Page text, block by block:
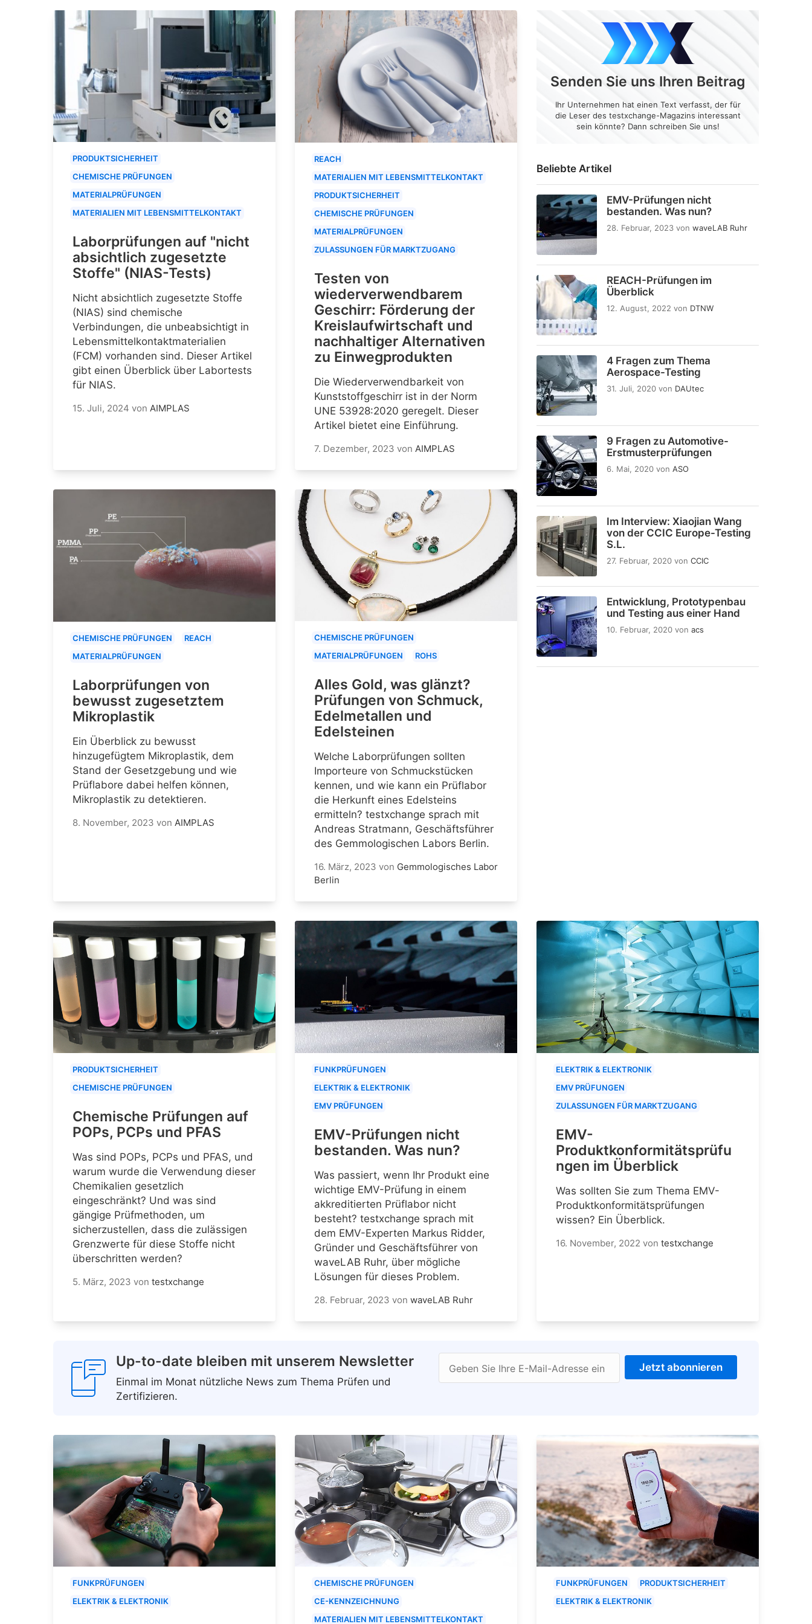
Beliebte Artikel
EMV-Prüfungen nicht
bestanden. Was nun?
28. Februar, 2023 von waveLAB Ruhr
REACH-Prüfungen im
Überblick
12. August, 2022 von DTNW
4 Fragen zum Thema
Aerospace-Testing
31. Juli, 2020 von DAUtec
9 Fragen zu Automotive-
Erstmusterprüfungen
6. Mai, 2020 von ASO
Im Interview: Xiaojian Wang
von der CCIC Europe-Testing
S.L.
27. Februar, 2020 von CCIC
Entwicklung, Prototypenbau
und Testing aus einer Hand
10. Februar, 2020 von acs
Senden Sie uns Ihren Beitrag
Ihr Unternehmen hat einen Text verfasst, der für
die Leser des testxchange-Magazins interessant
sein könnte? Dann schreiben Sie uns!
PRODUKTSICHERHEIT
CHEMISCHE PRÜFUNGEN
MATERIALPRÜFUNGEN
MATERIALIEN MIT LEBENSMITTELKONTAKT
Laborprüfungen auf "nicht
absichtlich zugesetzte
Stoffe" (NIAS-Tests)
Nicht absichtlich zugesetzte Stoffe
(NIAS) sind chemische
Verbindungen, die unbeabsichtigt in
Lebensmittelkontaktmaterialien
(FCM) vorhanden sind. Dieser Artikel
gibt einen Überblick über Labortests
für NIAS.
15. Juli, 2024 von AIMPLAS
REACH
MATERIALIEN MIT LEBENSMITTELKONTAKT
PRODUKTSICHERHEIT
CHEMISCHE PRÜFUNGEN
MATERIALPRÜFUNGEN
ZULASSUNGEN FÜR MARKTZUGANG
Testen von
wiederverwendbarem
Geschirr: Förderung der
Kreislaufwirtschaft und
nachhaltiger Alternativen
zu Einwegprodukten
Die Wiederverwendbarkeit von
Kunststoffgeschirr ist in der Norm
UNE 53928:2020 geregelt. Dieser
Artikel bietet eine Einführung.
7. Dezember, 2023 von AIMPLAS
CHEMISCHE PRÜFUNGEN
REACH
MATERIALPRÜFUNGEN
Laborprüfungen von
bewusst zugesetztem
Mikroplastik
Ein Überblick zu bewusst
hinzugefügtem Mikroplastik, dem
Stand der Gesetzgebung und wie
Prüflabore dabei helfen können,
Mikroplastik zu detektieren.
8. November, 2023 von AIMPLAS
CHEMISCHE PRÜFUNGEN
MATERIALPRÜFUNGEN
ROHS
Alles Gold, was glänzt?
Prüfungen von Schmuck,
Edelmetallen und
Edelsteinen
Welche Laborprüfungen sollten
Importeure von Schmuckstücken
kennen, und wie kann ein Prüflabor
die Herkunft eines Edelsteins
ermitteln? testxchange sprach mit
Andreas Stratmann, Geschäftsführer
des Gemmologischen Labors Berlin.
16. März, 2023 von Gemmologisches Labor
Berlin
PRODUKTSICHERHEIT
CHEMISCHE PRÜFUNGEN
Chemische Prüfungen auf
POPs, PCPs und PFAS
Was sind POPs, PCPs und PFAS, und
warum wurde die Verwendung dieser
Chemikalien gesetzlich
eingeschränkt? Und was sind
gängige Prüfmethoden, um
sicherzustellen, dass die zulässigen
Grenzwerte für diese Stoffe nicht
überschritten werden?
5. März, 2023 von testxchange
FUNKPRÜFUNGEN
ELEKTRIK & ELEKTRONIK
EMV PRÜFUNGEN
EMV-Prüfungen nicht
bestanden. Was nun?
Was passiert, wenn Ihr Produkt eine
wichtige EMV-Prüfung in einem
akkreditierten Prüflabor nicht
besteht? testxchange sprach mit
dem EMV-Experten Markus Ridder,
Gründer und Geschäftsführer von
waveLAB Ruhr, über mögliche
Lösungen für dieses Problem.
28. Februar, 2023 von waveLAB Ruhr
ELEKTRIK & ELEKTRONIK
EMV PRÜFUNGEN
ZULASSUNGEN FÜR MARKTZUGANG
EMV-
Produktkonformitätsprüfu
ngen im Überblick
Was sollten Sie zum Thema EMV-
Produktkonformitätsprüfungen
wissen? Ein Überblick.
16. November, 2022 von testxchange
Up-to-date bleiben mit unserem Newsletter
Einmal im Monat nützliche News zum Thema Prüfen und
Zertifizieren.
Geben Sie Ihre E-Mail-Adresse ein Jetzt abonnieren
FUNKPRÜFUNGEN
ELEKTRIK & ELEKTRONIK
CHEMISCHE PRÜFUNGEN
CE-KENNZEICHNUNG
MATERIALIEN MIT LEBENSMITTELKONTAKT
FUNKPRÜFUNGEN
PRODUKTSICHERHEIT
ELEKTRIK & ELEKTRONIK